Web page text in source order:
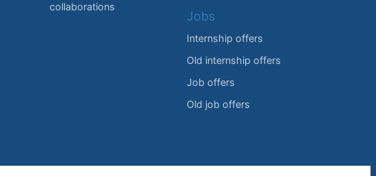
collaborations
Jobs
Internship offers
Old internship offers
Job offers
Old job offers